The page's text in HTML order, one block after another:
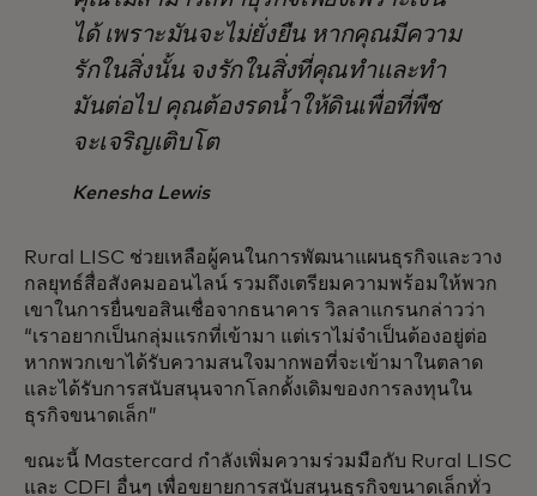
ได้ เพราะมันจะไม่ยั่งยืน หากคุณมีความ
รักในสิ่งนั้น จงรักในสิ่งที่คุณทำและทำ
มันต่อไป คุณต้องรดน้ำให้ดินเพื่อที่พืช
จะเจริญเติบโต
Kenesha Lewis
Rural LISC ช่วยเหลือผู้คนในการพัฒนาแผนธุรกิจและวาง
กลยุทธ์สื่อสังคมออนไลน์ รวมถึงเตรียมความพร้อมให้พวก
เขาในการยื่นขอสินเชื่อจากธนาคาร วิลลาแกรนกล่าวว่า
“เราอยากเป็นกลุ่มแรกที่เข้ามา แต่เราไม่จำเป็นต้องอยู่ต่อ
หากพวกเขาได้รับความสนใจมากพอที่จะเข้ามาในตลาด
และได้รับการสนับสนุนจากโลกดั้งเดิมของการลงทุนใน
ธุรกิจขนาดเล็ก”
ขณะนี้ Mastercard กำลังเพิ่มความร่วมมือกับ Rural LISC
และ CDFI อื่นๆ เพื่อขยายการสนับสนุนธุรกิจขนาดเล็กทั่ว